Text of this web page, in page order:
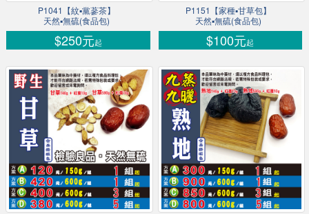
P1041【紋▪黨蔘茶】
天然▪無硫(食品包)
$250元起
P1151【家種▪甘草包】
天然▪無硫(食品包)
$100元起